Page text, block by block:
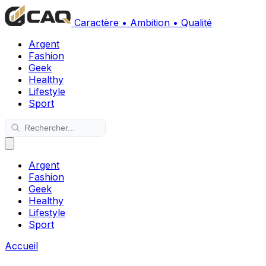
Caractère • Ambition • Qualité
Argent
Fashion
Geek
Healthy
Lifestyle
Sport
Argent
Fashion
Geek
Healthy
Lifestyle
Sport
Accueil